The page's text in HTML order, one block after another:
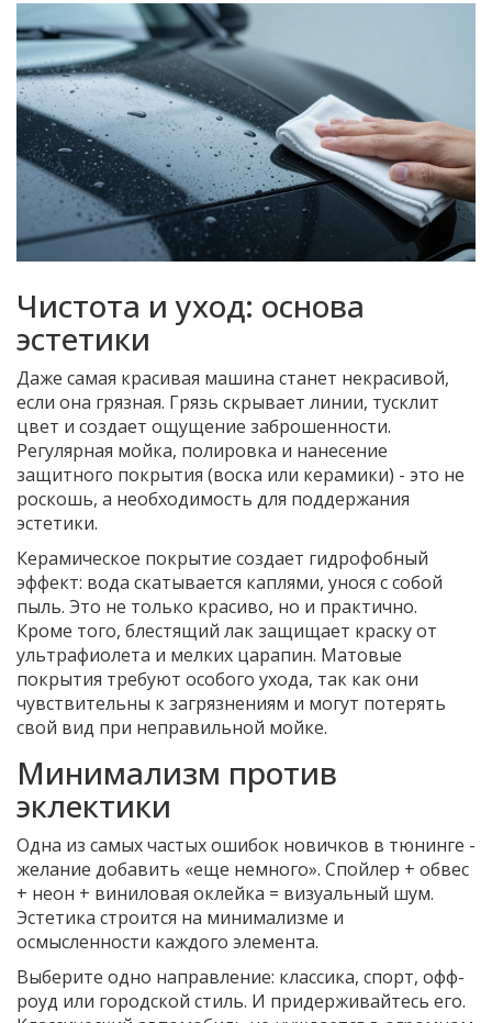
Чистота и уход: основа
эстетики
Даже самая красивая машина станет некрасивой,
если она грязная. Грязь скрывает линии, тусклит
цвет и создает ощущение заброшенности.
Регулярная мойка, полировка и нанесение
защитного покрытия (воска или керамики) - это не
роскошь, а необходимость для поддержания
эстетики.
Керамическое покрытие создает гидрофобный
эффект: вода скатывается каплями, унося с собой
пыль. Это не только красиво, но и практично.
Кроме того, блестящий лак защищает краску от
ультрафиолета и мелких царапин. Матовые
покрытия требуют особого ухода, так как они
чувствительны к загрязнениям и могут потерять
свой вид при неправильной мойке.
Минимализм против
эклектики
Одна из самых частых ошибок новичков в тюнинге -
желание добавить «еще немного». Спойлер + обвес
+ неон + виниловая оклейка = визуальный шум.
Эстетика строится на минимализме и
осмысленности каждого элемента.
Выберите одно направление: классика, спорт, офф-
роуд или городской стиль. И придерживайтесь его.